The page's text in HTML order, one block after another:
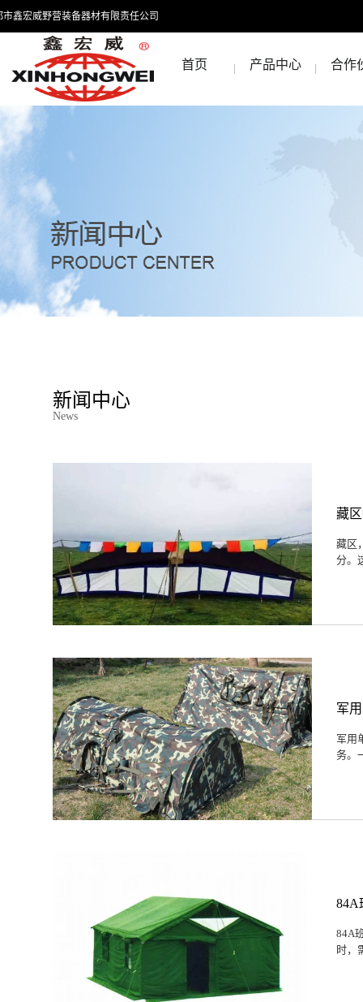
市鑫宏威野营装备器材有限责任公司
首页 产品中心 合作
新闻中心
News
藏
藏区
分。
军
军用
务。
84A
84A
时，